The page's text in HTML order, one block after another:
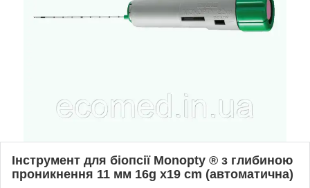
Інструмент для біопсії Monopty ® з глибиною
проникнення 11 мм 16g x19 cm (автоматична)